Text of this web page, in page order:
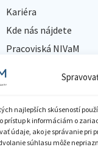
najlepších skúseností
prístup k informáciám o
údaje, ako je správanie pri
súhlasu môže
Kariéra
Kde nás nájdete
Pracoviská NIVaM
Dokumenty inštitúcie
Knižnica
informácií